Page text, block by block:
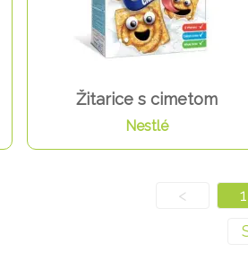
Žitarice s cimetom
Nestlé
< 1